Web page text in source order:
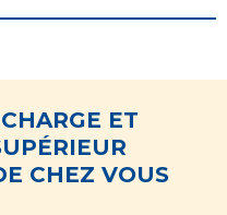
ET
CHEZ VOUS